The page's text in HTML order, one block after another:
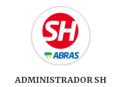
ADMINISTRADOR SH